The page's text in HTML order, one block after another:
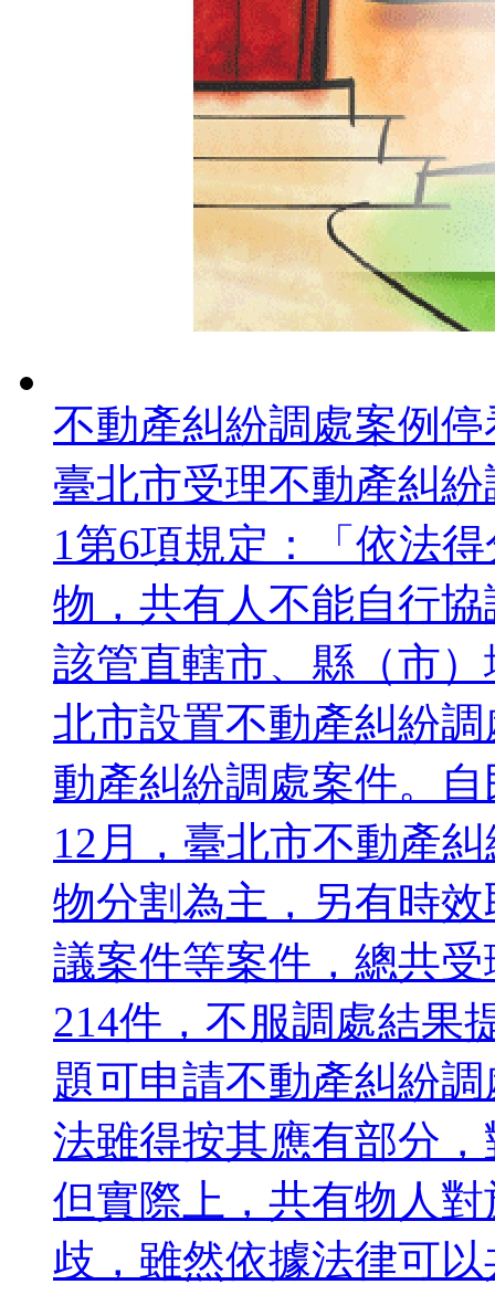
不動產糾紛調處案例停
臺北市受理不動產糾
1第6項規定：「依法
物，共有人不能自行
該管直轄市、縣（市
北市設置不動產糾紛
動產糾紛調處案件。
12月，臺北市不動產
物分割為主，另有時
議案件等案件，總共
214件，不服調處結果
題可申請不動產糾紛
法雖得按其應有部分
但實際上，共有物人
歧，雖然依據法律可